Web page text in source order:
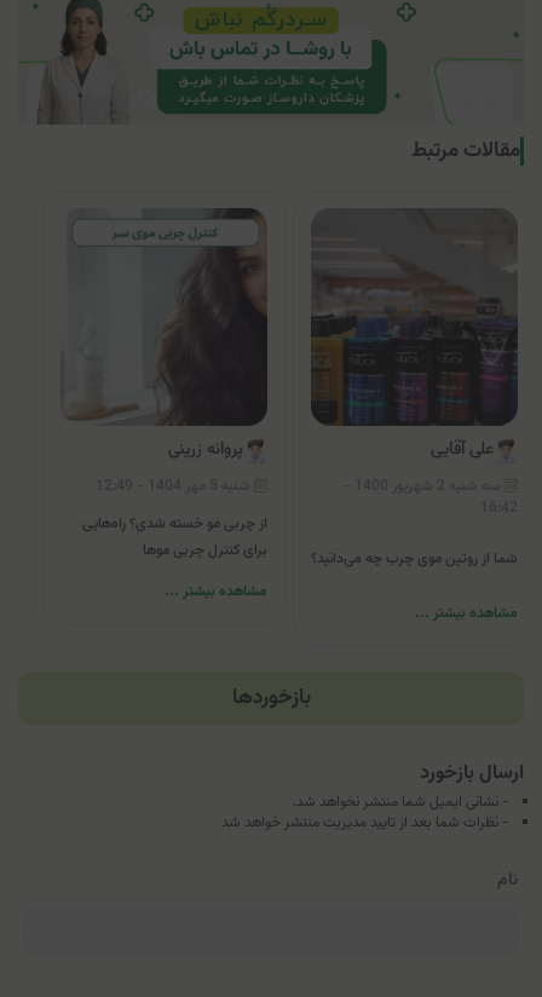
مقالات مرتبط
علی آقایی
شما از روتین موی چرب چه می‌دانید؟
مشاهده بیشتر ...
پروانه زرینی
از چربی مو خسته شدی؟ راه‌هایی
برای کنترل چربی موها
مشاهده بیشتر ...
بازخوردها
ارسال بازخورد
- نشانی ایمیل شما منتشر نخواهد شد.
- نظرات شما بعد از تایید مدیریت منتشر خواهد شد
نام